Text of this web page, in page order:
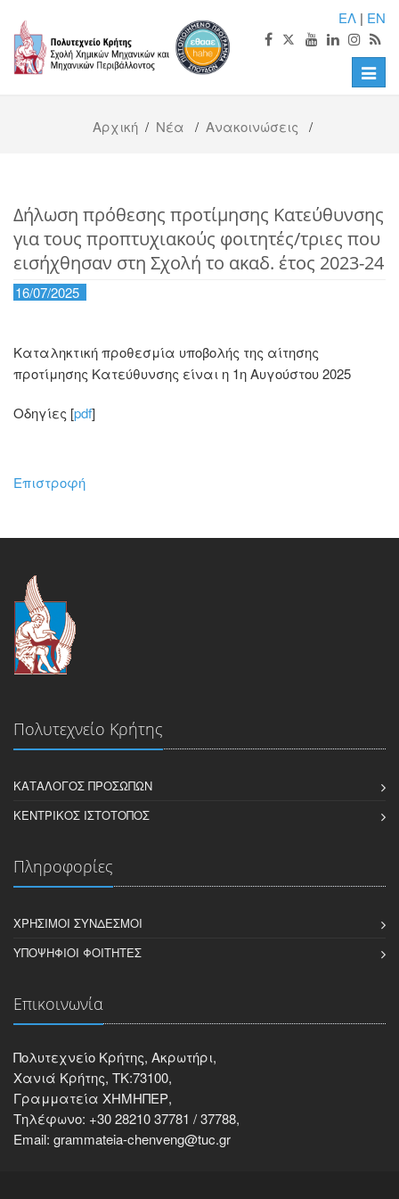
ΕΛ | EN
Toggle
Αρχική / Νέα / Ανακοινώσεις /
Δήλωση πρόθεσης προτίμησης Κατεύθυνσης
για τους προπτυχιακούς φοιτητές/τριες που
εισήχθησαν στη Σχολή το ακαδ. έτος 2023-24
16/07/2025
Καταληκτική προθεσμία υποβολής της αίτησης
προτίμησης Κατεύθυνσης είναι η 1η Αυγούστου 2025
Οδηγίες [pdf]
Επιστροφή
Πολυτεχνείο Κρήτης
ΚΑΤΆΛΟΓΟΣ ΠΡΟΣΏΠΩΝ
ΚΕΝΤΡΙΚΌΣ ΙΣΤΌΤΟΠΟΣ
Πληροφορίες
ΧΡΉΣΙΜΟΙ ΣΎΝΔΕΣΜΟΙ
ΥΠΟΨΉΦΙΟΙ ΦΟΙΤΗΤΈΣ
Επικοινωνία
Πολυτεχνείο Κρήτης, Ακρωτήρι,
Χανιά Κρήτης, ΤΚ:73100,
Γραμματεία ΧΗΜΗΠΕΡ,
Τηλέφωνο: +30 28210 37781 / 37788,
Email: grammateia-chenveng@tuc.gr